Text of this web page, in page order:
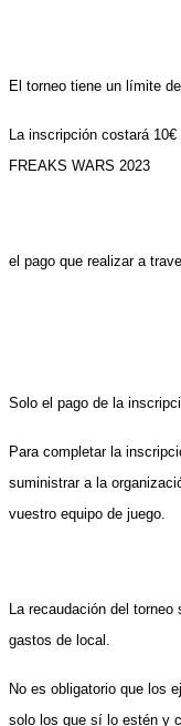
El torneo tiene un límite
La inscripción costará 10€
FREAKS WARS 2023
el pago que realizar a
Solo el pago de la
Para completar la
suministrar a la
vuestro equipo de juego.
La recaudación del
gastos de local.
No es obligatorio que los
solo los que sí lo estén y